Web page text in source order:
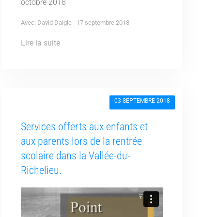
octobre 2018
Avec: David Daigle - 17 septembre 2018
Lire la suite
03 SEPTEMBRE 2018
Services offerts aux enfants et
aux parents lors de la rentrée
scolaire dans la Vallée-du-
Richelieu.